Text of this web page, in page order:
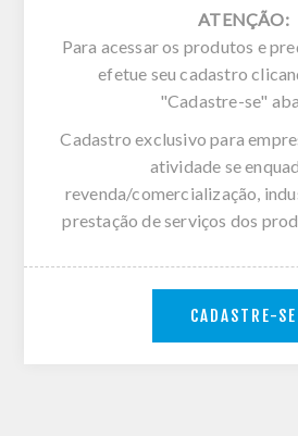
ATENÇÃO:
Para acessar os produtos e
efetue seu cadastro
"Cadastre-se"
Cadastro exclusivo para
atividade se
revenda/comercialização,
prestação de serviços dos
CADASTRE-SE